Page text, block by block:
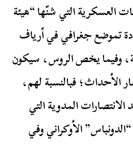
العسكرية التي شنّها “هيئة
تموضع جغرافي في أرياف
وفيما يخص الروس، سيكون
الأحداث؛ فبالنسبة لهم،
المدوية التي
الأوكراني وفي